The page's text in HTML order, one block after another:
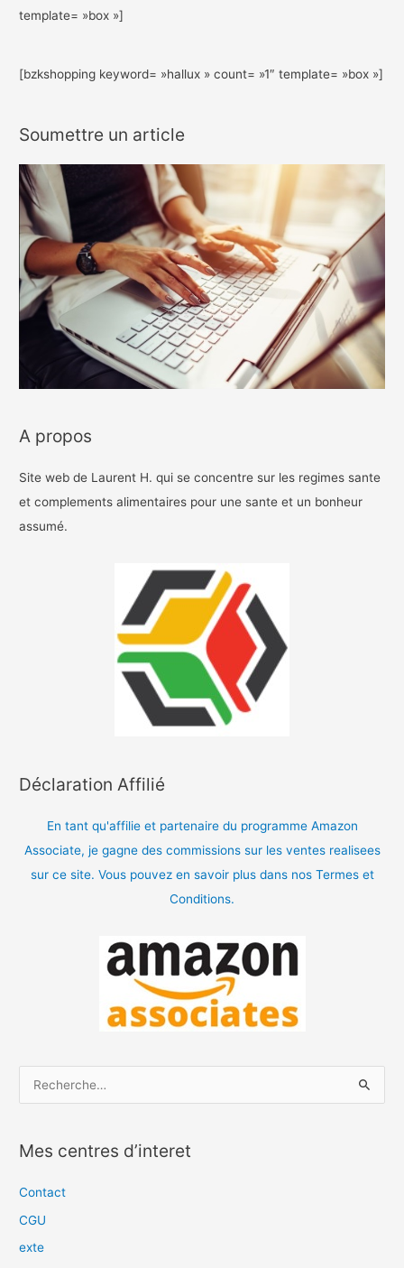
template= »box »]
[bzkshopping keyword= »hallux » count= »1″ template= »box »]
Soumettre un article
A propos
Site web de Laurent H. qui se concentre sur les regimes sante
et complements alimentaires pour une sante et un bonheur
assumé.
Déclaration Affilié
En tant qu'affilie et partenaire du programme Amazon
Associate, je gagne des commissions sur les ventes realisees
sur ce site. Vous pouvez en savoir plus dans nos Termes et
Conditions.
h
e
Mes centres d’interet
Contact
CGU
exte